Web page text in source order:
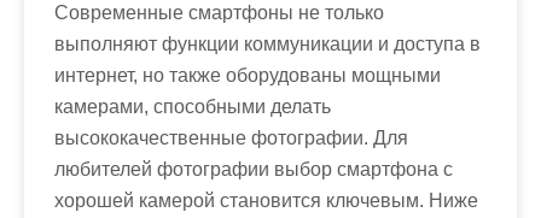
Современные смартфоны не только
выполняют функции коммуникации и доступа в
интернет, но также оборудованы мощными
камерами, способными делать
высококачественные фотографии. Для
любителей фотографии выбор смартфона с
хорошей камерой становится ключевым. Ниже